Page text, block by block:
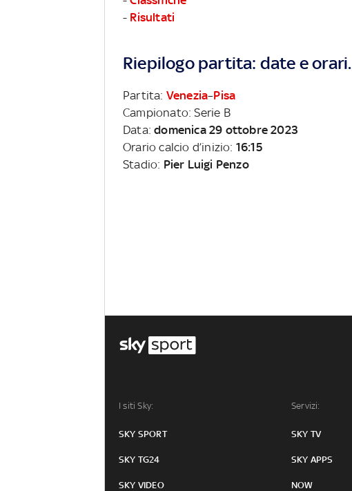
- Risultati
Riepilogo partita: date e orari.
Partita: Venezia–Pisa
Campionato: Serie B
Data:domenica 29 ottobre 2023
Orario calcio d’inizio: 16:15
Stadio: Pier Luigi Penzo
I siti Sky:
SKY SPORT
SKY TG24
SKY VIDEO
Servizi:
SKY TV
SKY APPS
NOW